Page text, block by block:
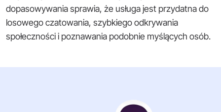
dopasowywania sprawia, że usługa jest przydatna do
losowego czatowania, szybkiego odkrywania
społeczności i poznawania podobnie myślących osób.